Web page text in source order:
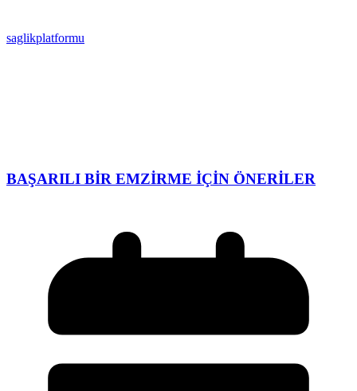
saglikplatformu
BAŞARILI BİR EMZİRME İÇİN ÖNERİLER